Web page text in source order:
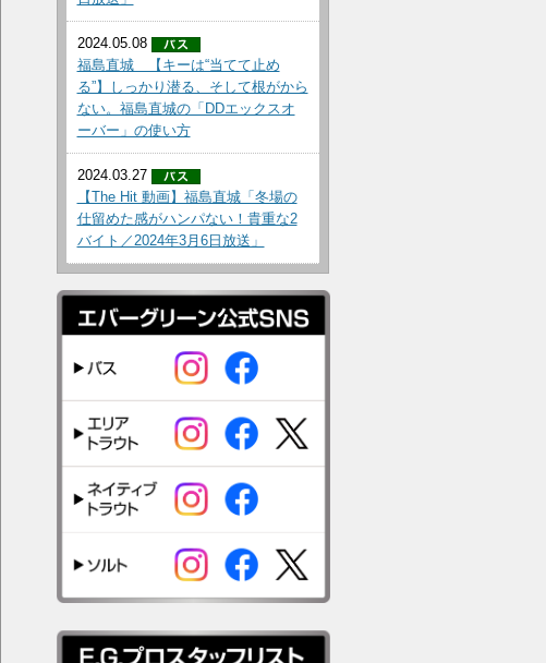
2024.05.08
福島直城 【キーは“当てて止め
る”】しっかり潜る、そして根がから
ない。福島直城の「DDエックスオ
ーバー」の使い方
2024.03.27
【The Hit 動画】福島直城「冬場の
仕留めた感がハンパない！貴重な2
バイト／2024年3月6日放送」